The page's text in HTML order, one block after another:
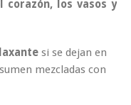
corazón, los vasos y
laxante si se dejan en
mezcladas con